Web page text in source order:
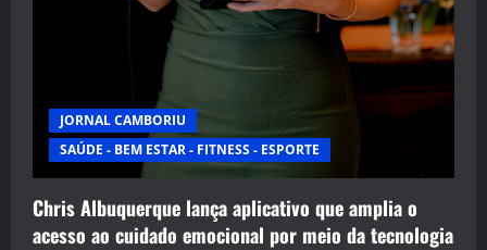
JORNAL CAMBORIU
SAÚDE - BEM ESTAR - FITNESS - ESPORTE
Chris Albuquerque lança aplicativo que amplia o
acesso ao cuidado emocional por meio da tecnologia